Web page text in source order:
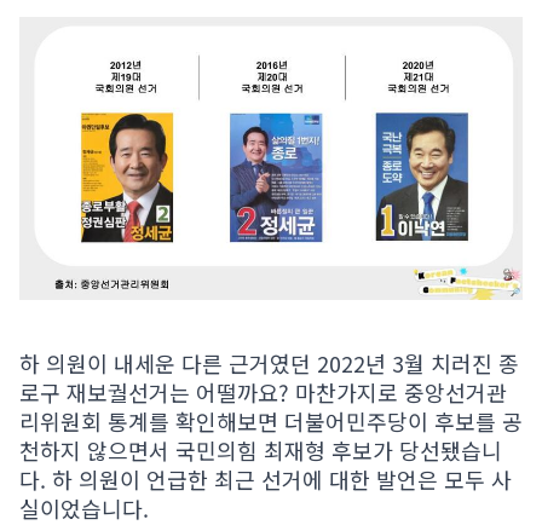
하 의원이 내세운 다른 근거였던 2022년 3월 치러진 종
로구 재보궐선거는 어떨까요? 마찬가지로 중앙선거관
리위원회 통계를 확인해보면 더불어민주당이 후보를 공
천하지 않으면서 국민의힘 최재형 후보가 당선됐습니
다. 하 의원이 언급한 최근 선거에 대한 발언은 모두 사
실이었습니다.